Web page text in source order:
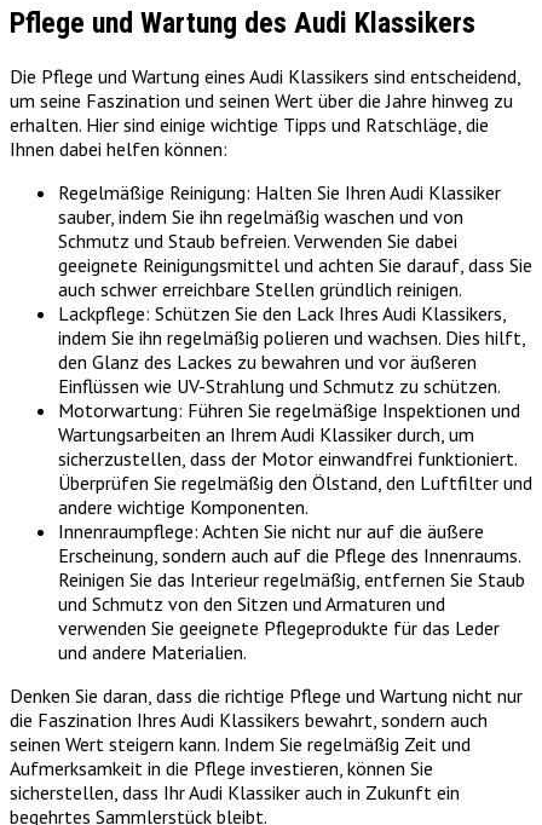
Pflege und Wartung des Audi Klassikers
Die Pflege und Wartung eines Audi Klassikers sind entscheidend,
um seine Faszination und seinen Wert über die Jahre hinweg zu
erhalten. Hier sind einige wichtige Tipps und Ratschläge, die
Ihnen dabei helfen können:
Regelmäßige Reinigung: Halten Sie Ihren Audi Klassiker
sauber, indem Sie ihn regelmäßig waschen und von
Schmutz und Staub befreien. Verwenden Sie dabei
geeignete Reinigungsmittel und achten Sie darauf, dass Sie
auch schwer erreichbare Stellen gründlich reinigen.
Lackpflege: Schützen Sie den Lack Ihres Audi Klassikers,
indem Sie ihn regelmäßig polieren und wachsen. Dies hilft,
den Glanz des Lackes zu bewahren und vor äußeren
Einflüssen wie UV-Strahlung und Schmutz zu schützen.
Motorwartung: Führen Sie regelmäßige Inspektionen und
Wartungsarbeiten an Ihrem Audi Klassiker durch, um
sicherzustellen, dass der Motor einwandfrei funktioniert.
Überprüfen Sie regelmäßig den Ölstand, den Luftfilter und
andere wichtige Komponenten.
Innenraumpflege: Achten Sie nicht nur auf die äußere
Erscheinung, sondern auch auf die Pflege des Innenraums.
Reinigen Sie das Interieur regelmäßig, entfernen Sie Staub
und Schmutz von den Sitzen und Armaturen und
verwenden Sie geeignete Pflegeprodukte für das Leder
und andere Materialien.
Denken Sie daran, dass die richtige Pflege und Wartung nicht nur
die Faszination Ihres Audi Klassikers bewahrt, sondern auch
seinen Wert steigern kann. Indem Sie regelmäßig Zeit und
Aufmerksamkeit in die Pflege investieren, können Sie
sicherstellen, dass Ihr Audi Klassiker auch in Zukunft ein
begehrtes Sammlerstück bleibt.